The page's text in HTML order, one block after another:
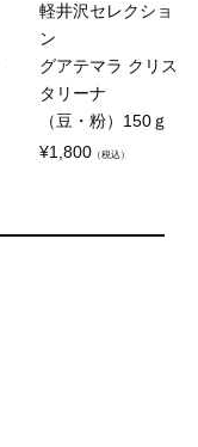
軽井沢セレクショ
ン
グアテマラ クリス
タリーナ
（豆・粉）150ｇ
¥1,800（税込）